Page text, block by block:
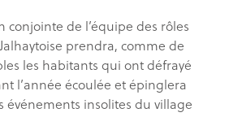
conjointe de l’équipe des rôles
prendra, comme de
les habitants qui ont défrayé
l’année écoulée et épinglera
événements insolites du village